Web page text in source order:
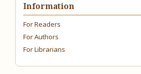
Information
For Readers
For Authors
For Librarians